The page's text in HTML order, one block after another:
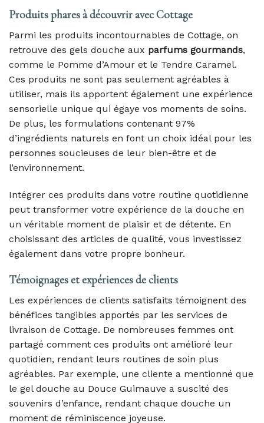
Produits phares à découvrir avec Cottage
Parmi les produits incontournables de Cottage, on
retrouve des gels douche aux parfums gourmands,
comme le Pomme d’Amour et le Tendre Caramel.
Ces produits ne sont pas seulement agréables à
utiliser, mais ils apportent également une expérience
sensorielle unique qui égaye vos moments de soins.
De plus, les formulations contenant 97%
d’ingrédients naturels en font un choix idéal pour les
personnes soucieuses de leur bien-être et de
l’environnement.
Intégrer ces produits dans votre routine quotidienne
peut transformer votre expérience de la douche en
un véritable moment de plaisir et de détente. En
choisissant des articles de qualité, vous investissez
également dans votre propre bonheur.
Témoignages et expériences de clients
Les expériences de clients satisfaits témoignent des
bénéfices tangibles apportés par les services de
livraison de Cottage. De nombreuses femmes ont
partagé comment ces produits ont amélioré leur
quotidien, rendant leurs routines de soin plus
agréables. Par exemple, une cliente a mentionné que
le gel douche au Douce Guimauve a suscité des
souvenirs d’enfance, rendant chaque douche un
moment de réminiscence joyeuse.